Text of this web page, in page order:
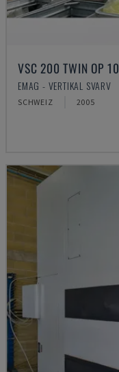
VSC 200 TWIN OP 10
EMAG - VERTIKAL SVARV
SCHWEIZ 2005